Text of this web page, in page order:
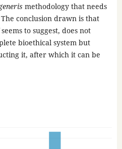
methodology that needs
conclusion drawn is that
to suggest, does not
bioethical system but
it, after which it can be